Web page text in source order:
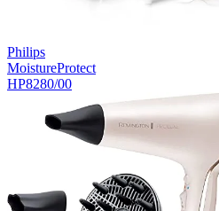
Philips
MoistureProtect
HP8280/00